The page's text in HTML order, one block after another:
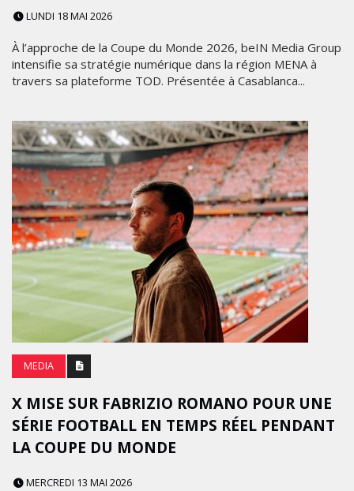
LUNDI 18 MAI 2026
À l’approche de la Coupe du Monde 2026, beIN Media Group
intensifie sa stratégie numérique dans la région MENA à
travers sa plateforme TOD. Présentée à Casablanca...
MEDIA
X MISE SUR FABRIZIO ROMANO POUR UNE
SÉRIE FOOTBALL EN TEMPS RÉEL PENDANT
LA COUPE DU MONDE
MERCREDI 13 MAI 2026